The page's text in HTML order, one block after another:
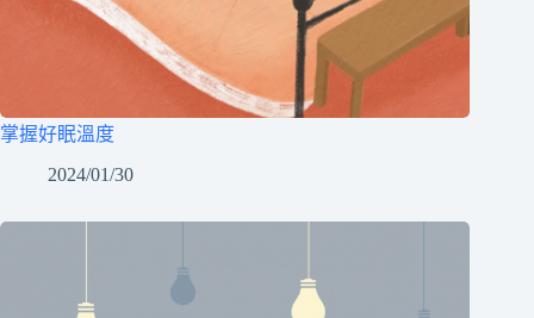
掌握好眠溫度
2024/01/30